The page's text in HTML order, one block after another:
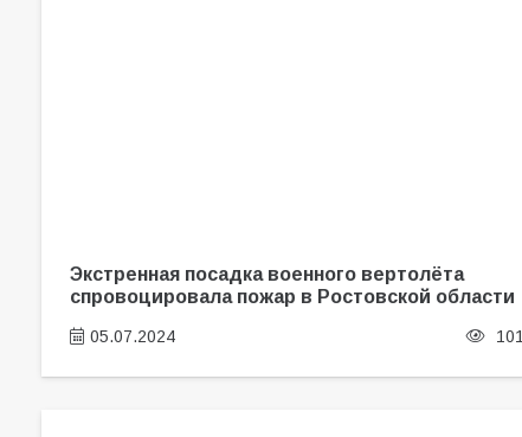
Экстренная посадка военного вертолёта
спровоцировала пожар в Ростовской области
05.07.2024 101